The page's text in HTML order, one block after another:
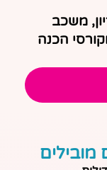
משכב
הכנה
מובילים